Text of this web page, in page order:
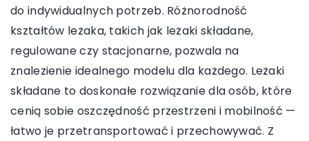
do indywidualnych potrzeb. Różnorodność
kształtów leżaka, takich jak leżaki składane,
regulowane czy stacjonarne, pozwala na
znalezienie idealnego modelu dla każdego. Leżaki
składane to doskonałe rozwiązanie dla osób, które
cenią sobie oszczędność przestrzeni i mobilność —
łatwo je przetransportować i przechowywać. Z